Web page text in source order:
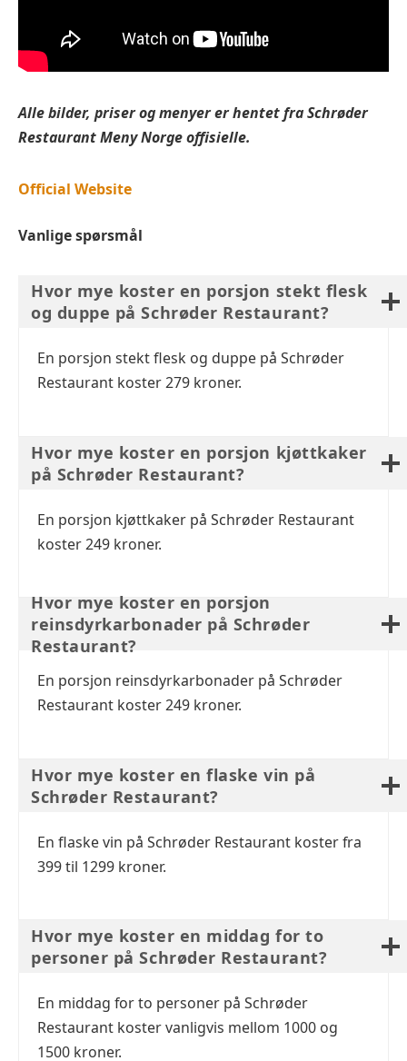
Alle bilder, priser og menyer er hentet fraSchrøder
RestaurantMeny Norge offisielle.
Official Website
Vanlige spørsmål
Hvor mye koster en porsjon stekt flesk
og duppe på Schrøder Restaurant?
En porsjon stekt flesk og duppe på Schrøder
Restaurant koster 279 kroner.
Hvor mye koster en porsjon kjøttkaker
på Schrøder Restaurant?
En porsjon kjøttkaker på Schrøder Restaurant
koster 249 kroner.
Hvor mye koster en porsjon
reinsdyrkarbonader på Schrøder
Restaurant?
En porsjon reinsdyrkarbonader på Schrøder
Restaurant koster 249 kroner.
Hvor mye koster en flaske vin på
Schrøder Restaurant?
En flaske vin på Schrøder Restaurant koster fra
399 til 1299 kroner.
Hvor mye koster en middag for to
personer på Schrøder Restaurant?
En middag for to personer på Schrøder
Restaurant koster vanligvis mellom 1000 og
1500 kroner.